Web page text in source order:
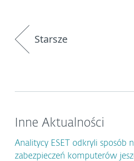
Starsze
Inne Aktualności
Analitycy ESET odkryli sposób
zabezpieczeń komputerów